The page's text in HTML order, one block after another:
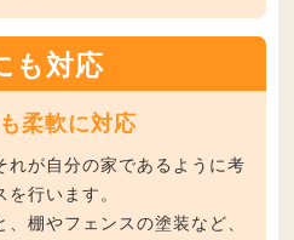
も対応
柔軟に対応
れが自分の家であるように考
行います。
棚やフェンスの塗装など、